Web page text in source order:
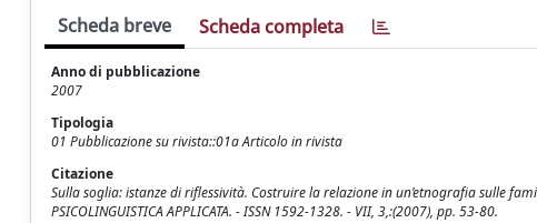
Scheda breve Scheda completa
Anno di pubblicazione
2007
Tipologia
01 Pubblicazione su rivista::01a Articolo in rivista
Citazione
Sulla soglia: istanze di riflessività. Costruire la relazione in un’etnografia sulle
PSICOLINGUISTICA APPLICATA. - ISSN 1592-1328. - VII, 3,:(2007), pp. 53-80.